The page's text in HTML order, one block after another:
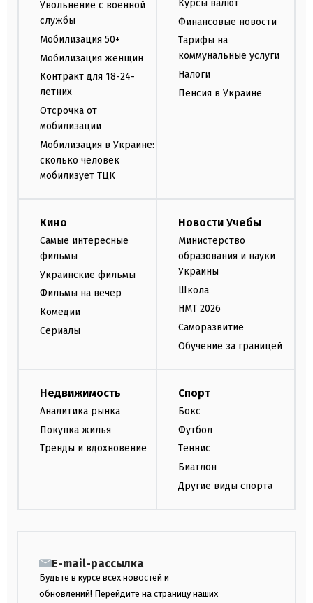
Увольнение с военной
службы
Мобилизация 50+
Мобилизация женщин
Контракт для 18-24-
летних
Отсрочка от
мобилизации
Мобилизация в Украине:
сколько человек
мобилизует ТЦК
Курсы валют
Финансовые новости
Тарифы на
коммунальные услуги
Налоги
Пенсия в Украине
Кино
Самые интересные
фильмы
Украинские фильмы
Фильмы на вечер
Комедии
Сериалы
Новости Учебы
Министерство
образования и науки
Украины
Школа
НМТ 2026
Саморазвитие
Обучение за границей
Недвижимость
Аналитика рынка
Покупка жилья
Тренды и вдохновение
Спорт
Бокс
Футбол
Теннис
Биатлон
Другие виды спорта
E-mail-рассылка
Будьте в курсе всех новостей и
обновлений! Перейдите на страницу наших